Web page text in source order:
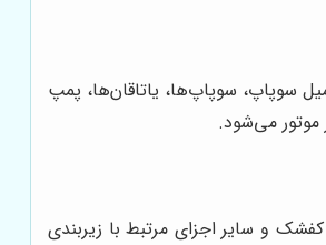
سوپاپ، سوپاپ‌ها، یاتاقان‌ها، پمپ
می‌شود.
و سایر اجزای مرتبط با زیربندی